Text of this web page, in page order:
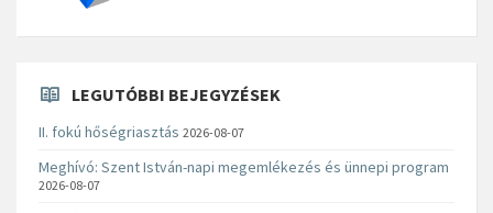
LEGUTÓBBI BEJEGYZÉSEK
II. fokú hőségriasztás 2026-08-07
Meghívó: Szent István-napi megemlékezés és ünnepi program
2026-08-07